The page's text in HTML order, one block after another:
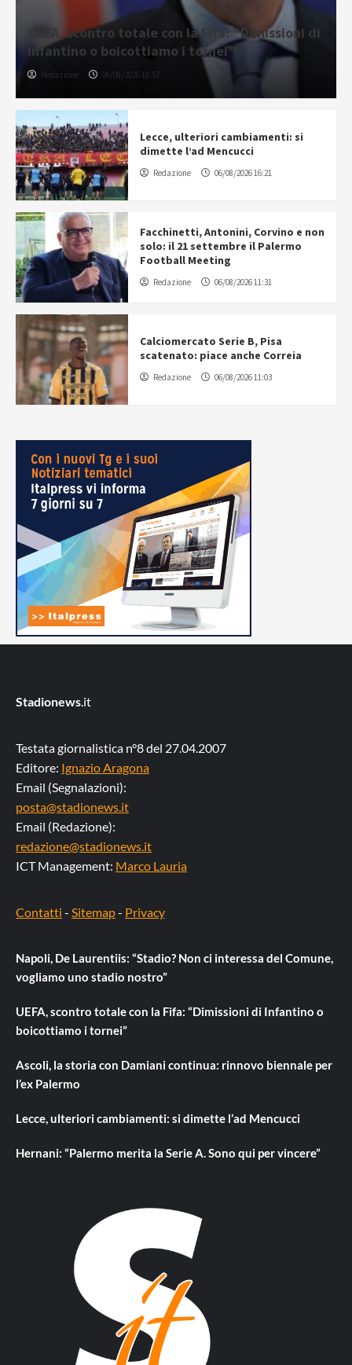
UEFA, scontro totale con la Fifa: “Dimissioni di
Infantino o boicottiamo i tornei”
Redazione 06/08/2026 18:57
Lecce, ulteriori cambiamenti: si
dimette l’ad Mencucci
Redazione 06/08/2026 16:21
Facchinetti, Antonini, Corvino e non
solo: il 21 settembre il Palermo
Football Meeting
Redazione 06/08/2026 11:31
Calciomercato Serie B, Pisa
scatenato: piace anche Correia
Redazione 06/08/2026 11:03
Stadionews.it
Testata giornalistica n°8 del 27.04.2007
Editore: Ignazio Aragona
Email (Segnalazioni):
posta@stadionews.it
Email (Redazione):
redazione@stadionews.it
ICT Management: Marco Lauria
Contatti - Sitemap- Privacy
Napoli, De Laurentiis: “Stadio? Non ci interessa del Comune,
vogliamo uno stadio nostro”
UEFA, scontro totale con la Fifa: “Dimissioni di Infantino o
boicottiamo i tornei”
Ascoli, la storia con Damiani continua: rinnovo biennale per
l’ex Palermo
Lecce, ulteriori cambiamenti: si dimette l’ad Mencucci
Hernani: “Palermo merita la Serie A. Sono qui per vincere”